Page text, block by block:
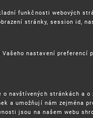
se značky hádají
17. 9.
se mimo
funkčnosti webových
stránky, session id,
nastavení preferencí
navštívených stránkách a o
a umožňují nám zejména
jsou na našem webu